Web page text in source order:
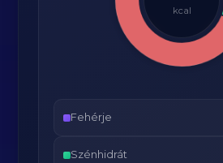
kcal
Fehérje
Szénhidrát